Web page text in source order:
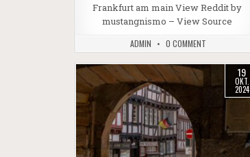
Frankfurt am main View Reddit by
mustangnismo – View Source
ADMIN 0 COMMENT
19
OKT.
2024